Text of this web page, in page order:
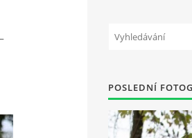
POSLEDNÍ